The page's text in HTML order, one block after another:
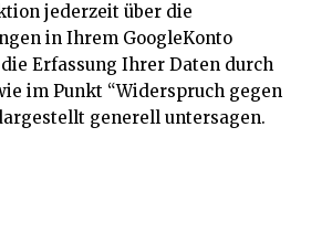
jederzeit über die
in Ihrem GoogleKonto
Erfassung Ihrer Daten durch
im Punkt “Widerspruch gegen
generell untersagen.